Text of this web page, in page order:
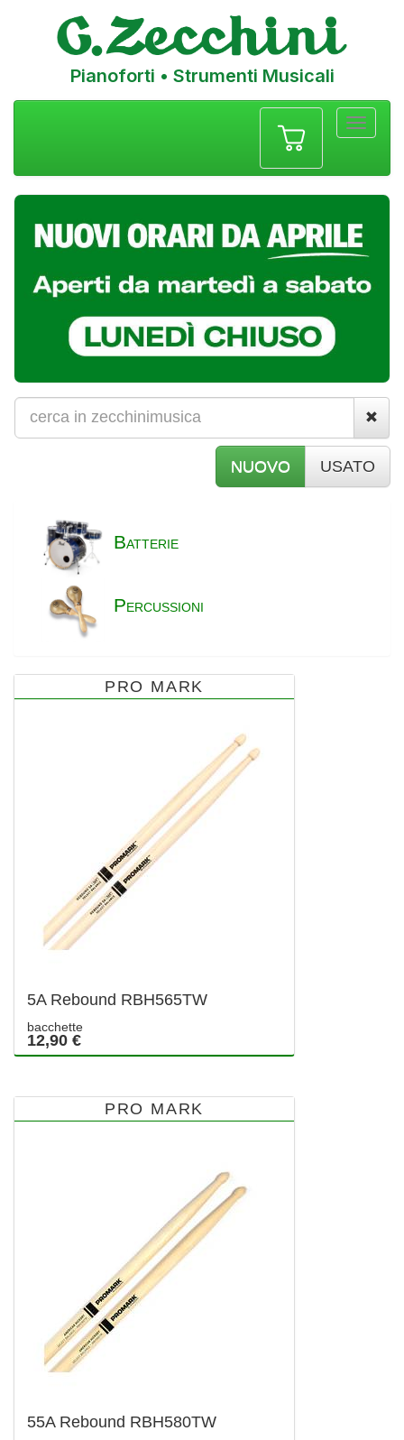
Pianoforti • Strumenti Musicali
NUOVO USATO
BATTERIE
PERCUSSIONI
PRO MARK
5A Rebound RBH565TW
bacchette
12,90 €
PRO MARK
55A Rebound RBH580TW